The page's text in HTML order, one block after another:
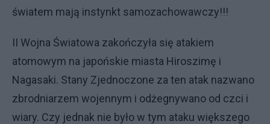
światem mają instynkt samozachowawczy!!!
II Wojna Światowa zakończyła się atakiem
atomowym na japońskie miasta Hiroszimę i
Nagasaki. Stany Zjednoczone za ten atak nazwano
zbrodniarzem wojennym i odżegnywano od czci i
wiary. Czy jednak nie było w tym ataku większego